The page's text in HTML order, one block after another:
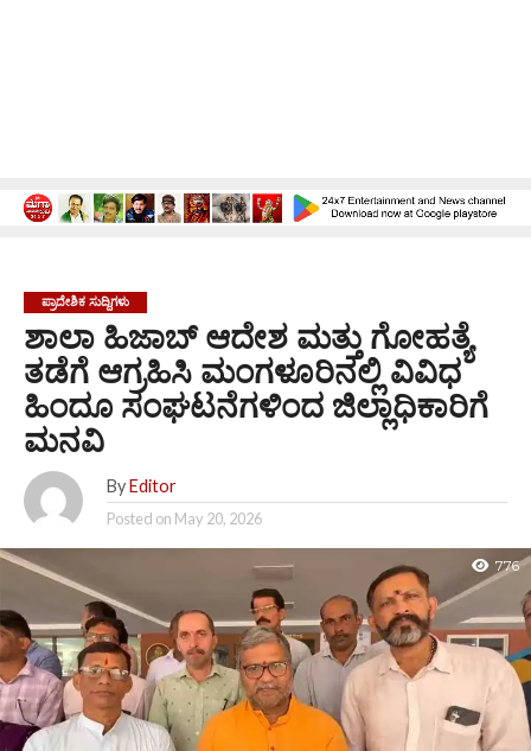
ಪ್ರಾದೇಶಿಕ ಸುದ್ದಿಗಳು
ಶಾಲಾ ಹಿಜಾಬ್ ಆದೇಶ ಮತ್ತು ಗೋಹತ್ಯೆ
ತಡೆಗೆ ಆಗ್ರಹಿಸಿ ಮಂಗಳೂರಿನಲ್ಲಿ ವಿವಿಧ
ಹಿಂದೂ ಸಂಘಟನೆಗಳಿಂದ ಜಿಲ್ಲಾಧಿಕಾರಿಗೆ
ಮನವಿ
By Editor
Posted on May 20, 2026
776